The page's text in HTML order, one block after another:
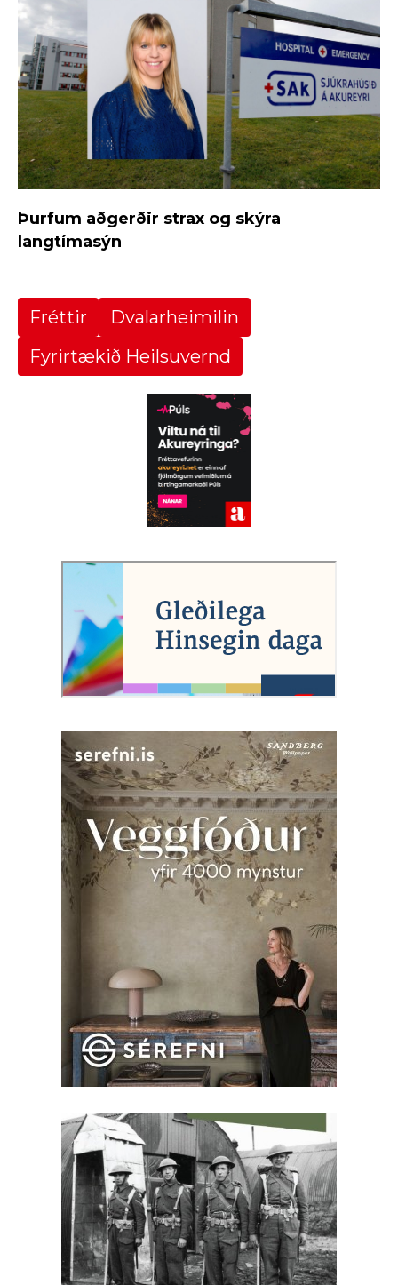
Þurfum aðgerðir strax og skýra
langtímasýn
Fréttir
Dvalarheimilin
Fyrirtækið Heilsuvernd